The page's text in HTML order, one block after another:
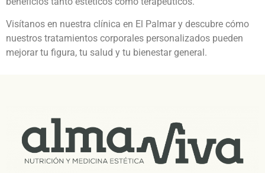
Visítanos en nuestra clínica en El Palmar y descubre cómo
nuestros tratamientos corporales personalizados pueden
mejorar tu figura, tu salud y tu bienestar general.